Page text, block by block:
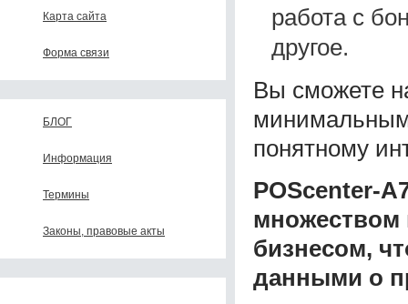
Карта сайта
Форма связи
БЛОГ
Информация
Термины
Законы, правовые акты
работа с
другое.
Вы сможете
понятному
POScenter-
множеством
бизнесом,
данными о